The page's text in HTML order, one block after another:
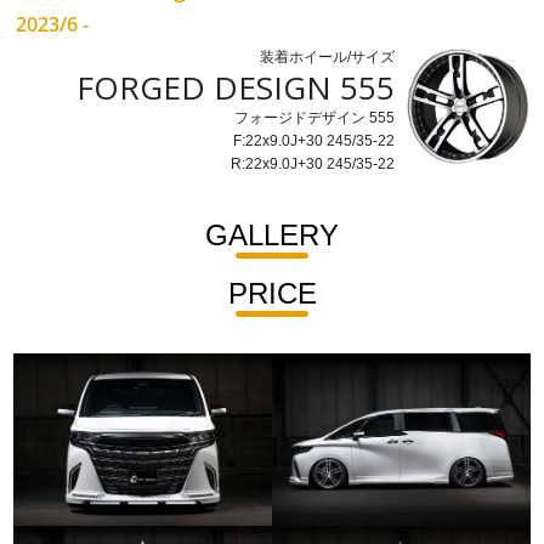
2023/6 -
装着ホイール/サイズ
FORGED DESIGN 555
フォージドデザイン 555
F:22x9.0J+30 245/35-22
R:22x9.0J+30 245/35-22
GALLERY
PRICE